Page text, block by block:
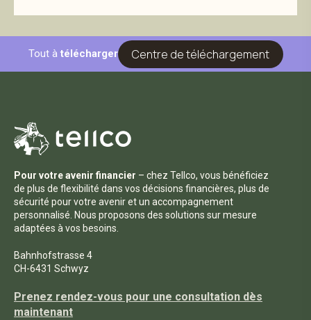
Tout à télécharger Centre de téléchargement
Pour votre avenir financier – chez Tellco, vous bénéficiez
de plus de flexibilité dans vos décisions financières, plus de
sécurité pour votre avenir et un accompagnement
personnalisé. Nous proposons des solutions sur mesure
adaptées à vos besoins.
Bahnhofstrasse 4
CH-6431 Schwyz
Prenez rendez-vous pour une consultation dès
maintenant